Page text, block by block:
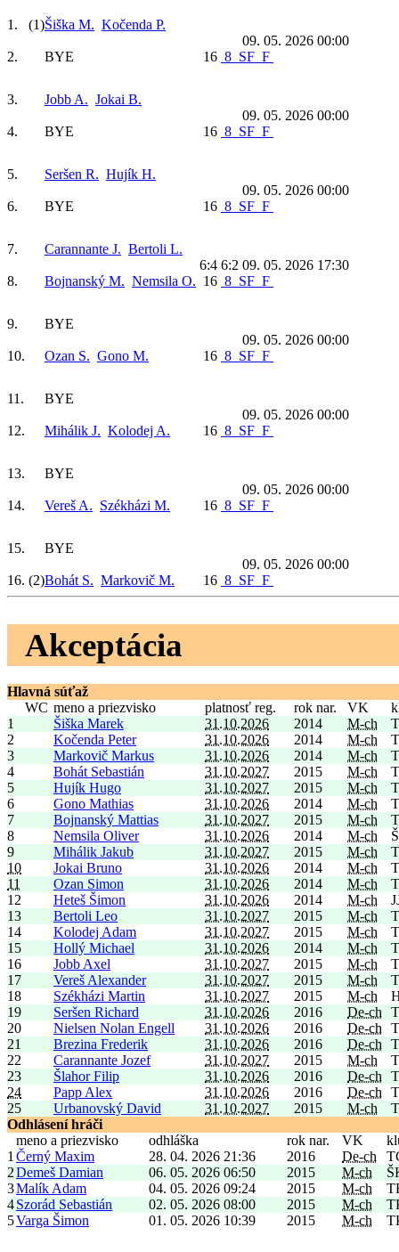
1. (1)Šiška M. Kočenda P.
09. 05. 2026 00:00
2.
BYE 16 8 SF F
3. Jobb A. Jokai B.
09. 05. 2026 00:00
4.
BYE 16 8 SF F
5. Seršen R. Hujík H.
09. 05. 2026 00:00
6.
BYE 16 8 SF F
7. Carannante J. Bertoli L.
6:4 6:2 09. 05. 2026 17:30
8.
Bojnanský M. Nemsila O. 16 8 SF F
9.
BYE
09. 05. 2026 00:00
10.
Ozan S. Gono M. 16 8 SF F
11.
BYE
09. 05. 2026 00:00
12.
Mihálik J. Kolodej A. 16 8 SF F
13.
BYE
09. 05. 2026 00:00
14.
Vereš A. Székházi M. 16 8 SF F
15.
BYE
09. 05. 2026 00:00
16. (2)Bohát S. Markovič M. 16 8 SF F
Akceptácia
Hlavná súťaž
WC meno a priezvisko platnosť reg. rok nar. VK
1
Šiška Marek 31.10.2026 2014 M-ch
2
Kočenda Peter 31.10.2026 2014 M-ch
3
Markovič Markus 31.10.2026 2014 M-ch
4
Bohát Sebastián 31.10.2027 2015 M-ch
5
Hujík Hugo 31.10.2027 2015 M-ch
6
Gono Mathias 31.10.2026 2014 M-ch
7
Bojnanský Mattias 31.10.2027 2015 M-ch
8
Nemsila Oliver 31.10.2026 2014 M-ch
9
Mihálik Jakub 31.10.2027 2015 M-ch
10
Jokai Bruno 31.10.2026 2014 M-ch
11
Ozan Simon 31.10.2026 2014 M-ch
12
Heteš Šimon 31.10.2026 2014 M-ch
13
Bertoli Leo 31.10.2027 2015 M-ch
14
Kolodej Adam 31.10.2027 2015 M-ch
15
Hollý Michael 31.10.2026 2014 M-ch
16
Jobb Axel 31.10.2027 2015 M-ch
17
Vereš Alexander 31.10.2027 2015 M-ch
18
Székházi Martin 31.10.2027 2015 M-ch
19
Seršen Richard 31.10.2026 2016 De-ch
20
Nielsen Nolan Engell 31.10.2026 2016 De-ch
21
Brezina Frederik 31.10.2026 2016 De-ch
22
Carannante Jozef 31.10.2027 2015 M-ch
23
Šlahor Filip 31.10.2026 2016 De-ch
24
Papp Alex 31.10.2026 2016 De-ch
25
Urbanovský David 31.10.2027 2015 M-ch
Odhlásení hráči
meno a priezvisko
odhláška rok nar. VK
1 Černý Maxim 28. 04. 2026 21:36 2016 De-ch
2Demeš Damian 06. 05. 2026 06:50 2015 M-ch
3Malík Adam 04. 05. 2026 09:24 2015 M-ch
4Szorád Sebastián 02. 05. 2026 08:00 2015 M-ch
5Varga Šimon 01. 05. 2026 10:39 2015 M-ch